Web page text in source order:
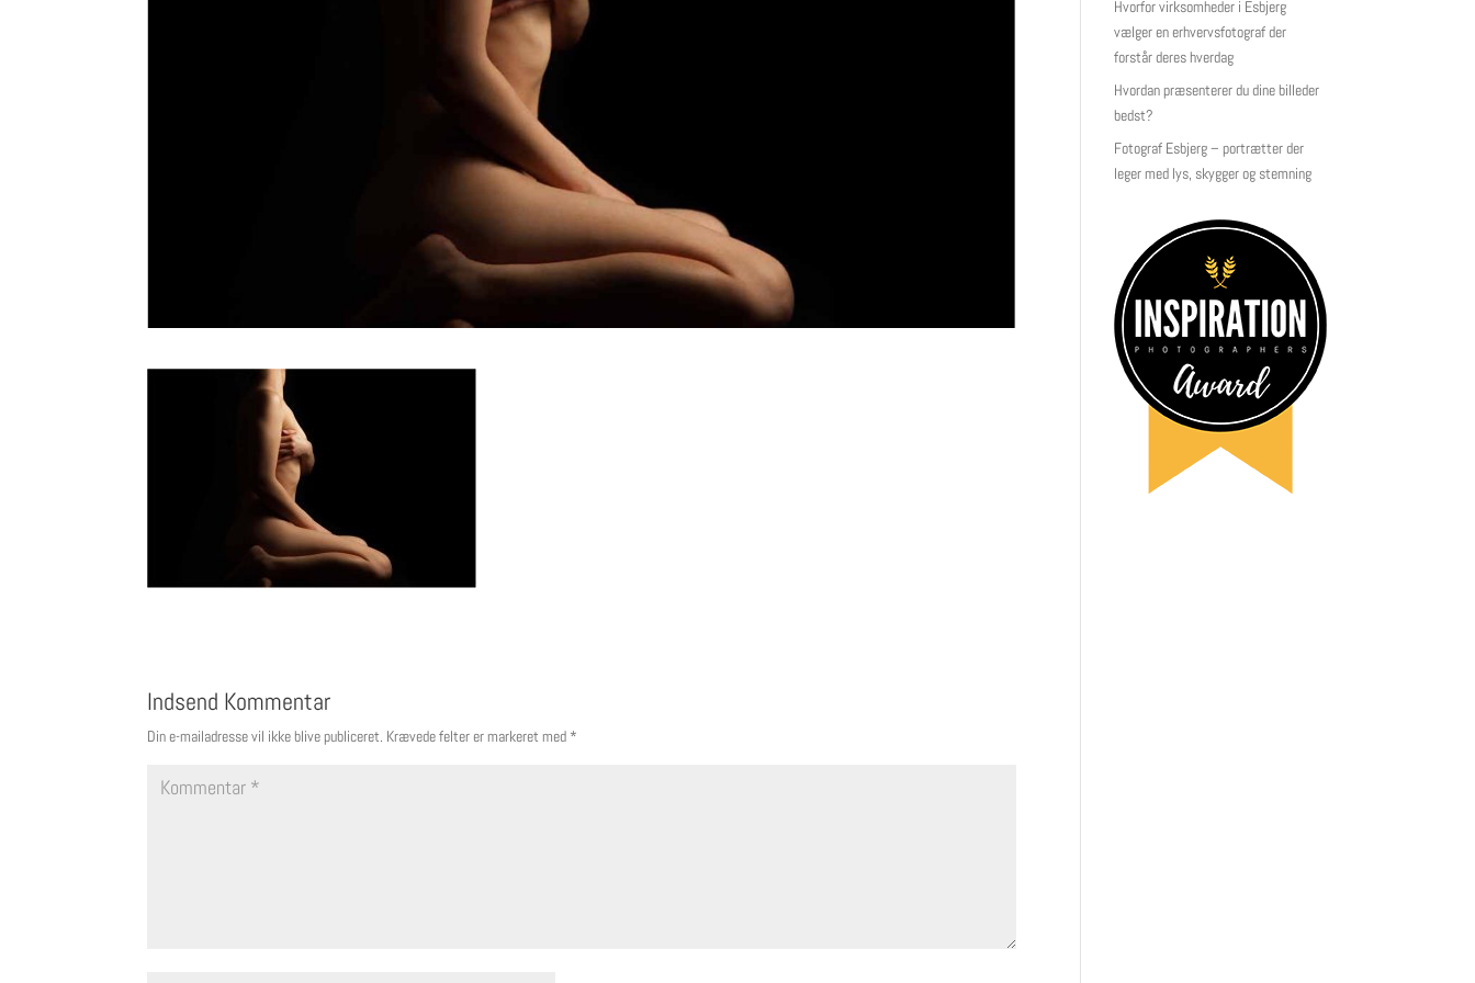
Indsend Kommentar
Din e-mailadresse vil ikke blive publiceret. Krævede felter er markeret med *
Hvorfor virksomheder i Esbjerg
vælger en erhvervsfotograf der
forstår deres hverdag
Hvordan præsenterer du dine billeder
bedst?
Fotograf Esbjerg – portrætter der
leger med lys, skygger og stemning